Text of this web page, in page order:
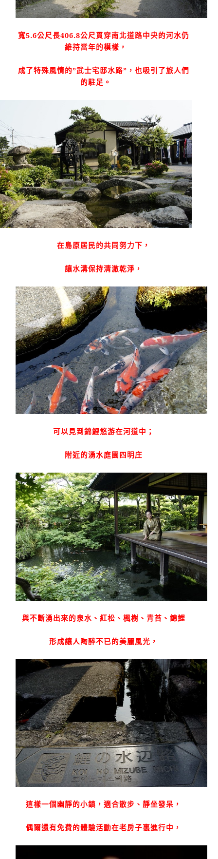
寬5.6公尺長406.8公尺貫穿南北道路中央的河水仍
維持當年的模樣，
成了特殊風情的”武士宅邸水路” ，也吸引了旅人們
的駐足。
在島原居民的共同努力下，
讓水溝保持清澈乾淨，
可以見到錦鯉悠游在河道中；
附近的湧水庭園四明庄
與不斷湧出來的泉水、紅松、楓樹、青苔、錦鯉
形成讓人陶醉不已的美麗風光，
這樣一個幽靜的小鎮，適合散步、靜坐發呆，
偶爾還有免費的體驗活動在老房子裏進行中，